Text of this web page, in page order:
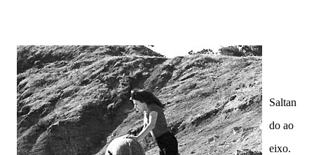
Saltan
do ao
eixo.